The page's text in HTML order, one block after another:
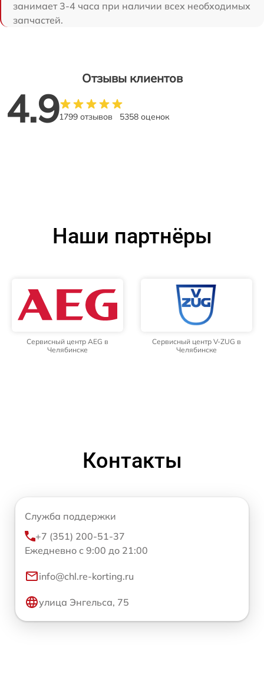
занимает 3-4 часа при наличии всех необходимых
запчастей.
Отзывы клиентов
4.91799 отзывов 5358 оценок
Наши партнёры
Сервисный центр AEG в
Челябинске
Сервисный центр V-ZUG в
Челябинске
Контакты
Служба поддержки
+7 (351) 200-51-37
Ежедневно с 9:00 до 21:00
info@chl.re-korting.ru
улица Энгельса, 75